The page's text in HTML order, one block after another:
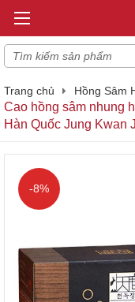
Trang chủ Hồng Sâm
Cao hồng sâm nhung
Hàn Quốc Jung Kwan
-8%